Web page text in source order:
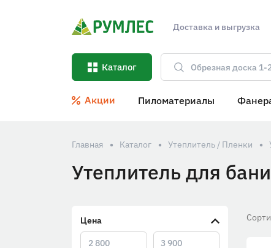
Доставка и выгрузка
Каталог
Акции Пиломатериалы
Главная Каталог Утеплитель / Пленки
Утеплитель для
Цена